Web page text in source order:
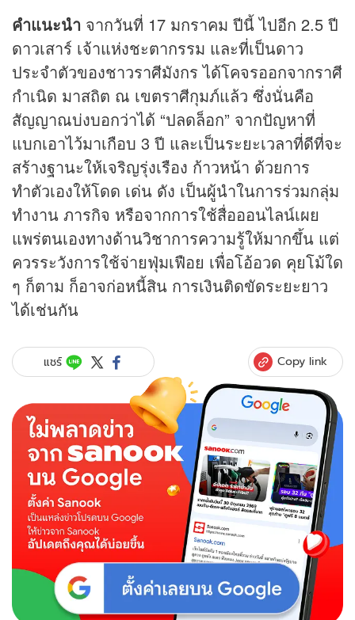
คำแนะนำ จากวันที่ 17 มกราคม ปีนี้ ไปอีก 2.5 ปี
ดาวเสาร์ เจ้าแห่งชะตากรรม และที่เป็นดาว
ประจำตัวของชาวราศีมังกร ได้โคจรออกจากราศี
กำเนิด มาสถิต ณ เขตราศีกุมภ์แล้ว ซึ่งนั่นคือ
สัญญาณบ่งบอกว่าได้ “ปลดล็อก” จากปัญหาที่
แบกเอาไว้มาเกือบ 3 ปี และเป็นระยะเวลาที่ดีที่จะ
สร้างฐานะให้เจริญรุ่งเรือง ก้าวหน้า ด้วยการ
ทำตัวเองให้โดด เด่น ดัง เป็นผู้นำในการร่วมกลุ่ม
ทำงาน ภารกิจ หรือจากการใช้สื่อออนไลน์เผย
แพร่ตนเองทางด้านวิชาการความรู้ให้มากขึ้น แต่
ควรระวังการใช้จ่ายฟุ่มเฟือย เพื่อโอ้อวด คุยโม้ใด
ๆ ก็ตาม ก็อาจก่อหนี้สิน การเงินติดขัดระยะยาว
ได้เช่นกัน
แชร์ Copy link